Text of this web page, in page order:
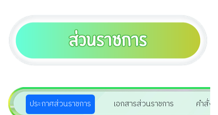
สร้างความรู้ความเข้าใจ
เพื่อป้องกันการหลอกลวง
(Scammer)...
29 มิ.ย. 2569
ประกาศส่วนราชการ
เอกสารส่วนราชการ คำสั่ง